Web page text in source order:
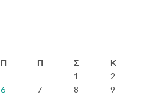
Π Π Σ
Κ
1
2
6 7 8
9